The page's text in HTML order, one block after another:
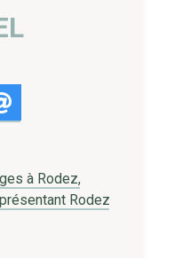
à Rodez,
Rodez